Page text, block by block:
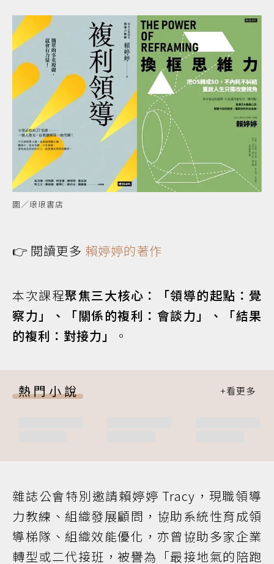
圖／琅琅書店
👉 閱讀更多 賴婷婷的著作
本次課程聚焦三大核心：「領導的起點：覺
察力」、「關係的複利：會談力」、「結果
的複利：對接力」
。
熱門小說
雜誌公會特別邀請賴婷婷 Tracy，現職領導
力教練、組織發展顧問，協助系統性育成領
導梯隊、組織效能優化，亦曾協助多家企業
轉型或二代接班，被譽為「最接地氣的陪跑